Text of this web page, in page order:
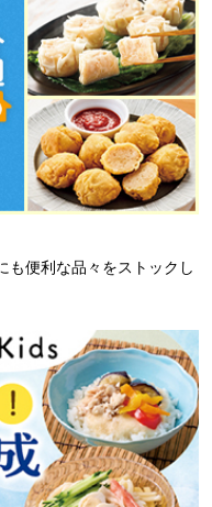
も便利な品々をストックし